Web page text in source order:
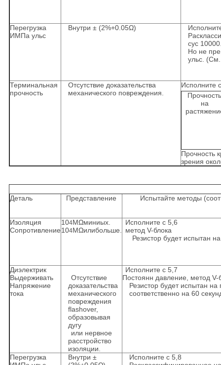
Перегрузка
ИМПа ульс
Внутри ± (2%+0.05Ω)
cyc
Но не
ульс.
Терминальная
прочность
Отсутствие доказательства
механического повреждения.
Исполните
на
Прочность
зрения
Деталь Представление Испытайте методы
Изоляция
Сопротивление
104MΩминиых.
104MΩилибольше.
Исполните с 5,6
метод V-блока
Резистор будет испытан
Диэлектрик
Выдерживать
Напряжение
тока
Отсутствие
доказательства
механического
повреждения
flashover,
образовывая
дугу
или нервное
расстройство
изоляции.
Исполните с 5,7
Постоянн давление, метод V-
Резистор будет испытан на
соответственно на 60
Перегрузка
Внутри ±
Исполните с 5,8